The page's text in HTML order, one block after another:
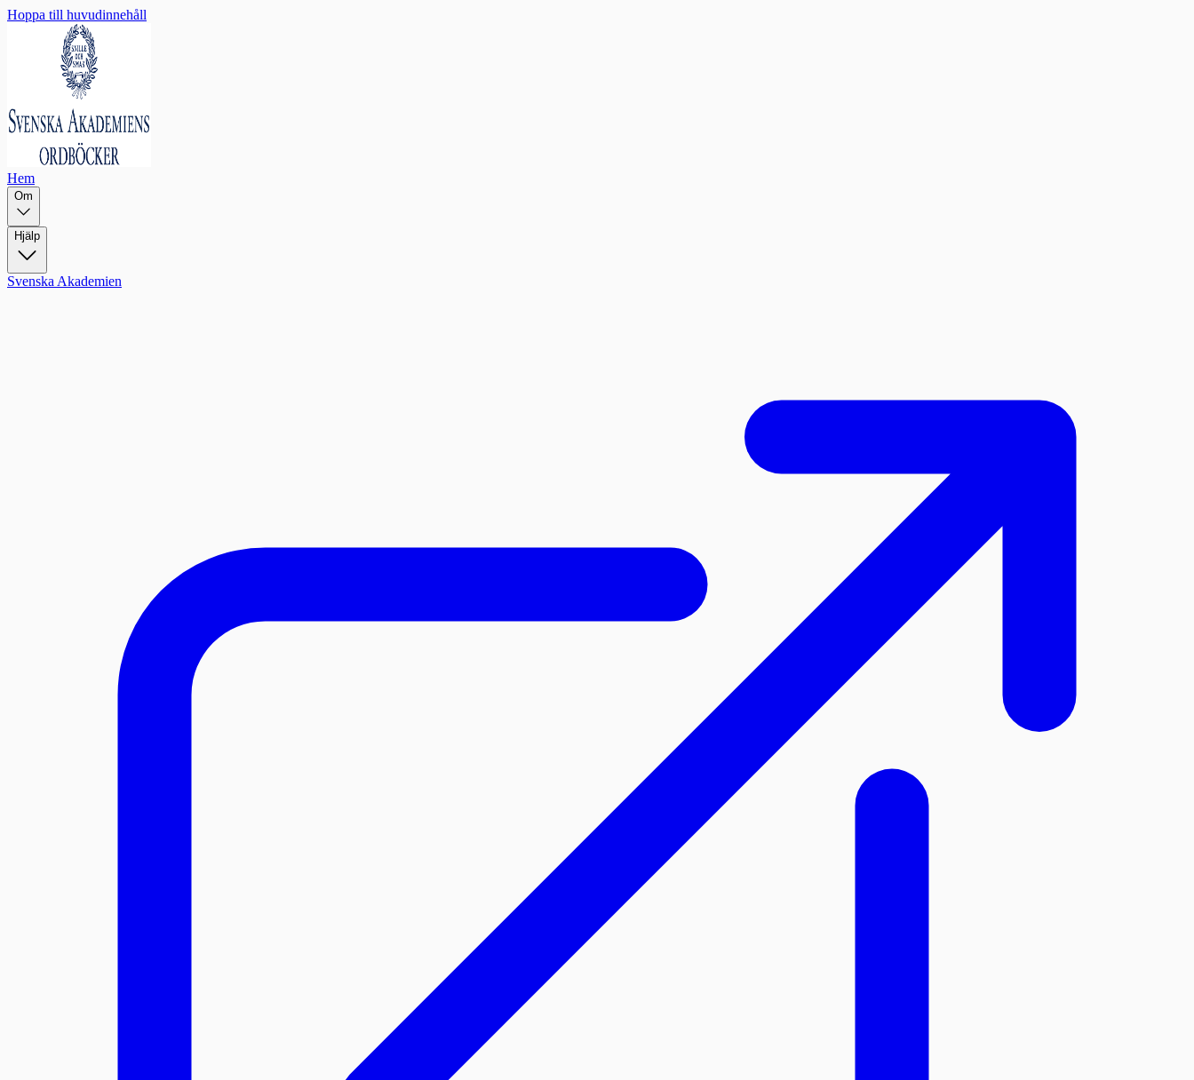
Hoppa till huvudinnehåll
Hem
Om
Hjälp
Svenska Akademien